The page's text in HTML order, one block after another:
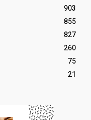
903
855
827
260
75
21